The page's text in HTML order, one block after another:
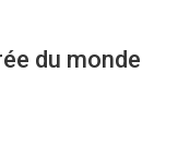
du monde